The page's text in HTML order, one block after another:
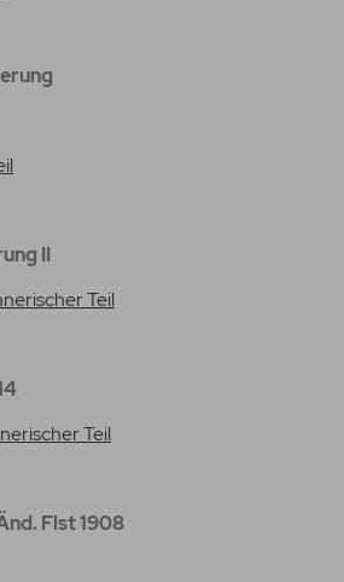
II
Teil
Teil
Flst 1908